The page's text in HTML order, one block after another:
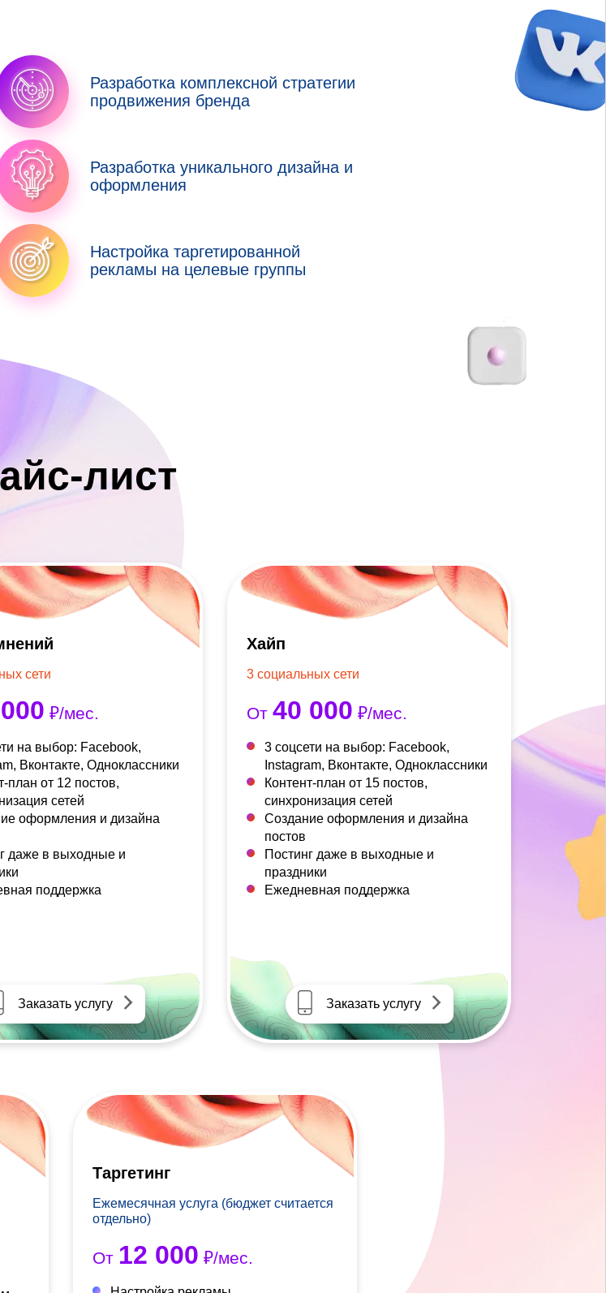
Разработка комплексной стратегии
продвижения бренда
Разработка уникального дизайна и
оформления
Настройка таргетированной
рекламы на целевые группы
лист
сети
₽/мес.
на выбор: Facebook,
Вконтакте, Одноклассники
план от 12 постов,
сетей
оформления и дизайна
даже в выходные и
поддержка
Заказать услугу
Хайп
3 социальных сети
От 40 000 ₽/мес.
3 соцсети на выбор: Facebook,
Instagram, Вконтакте, Одноклассники
Контент-план от 15 постов,
синхронизация сетей
Создание оформления и дизайна
постов
Постинг даже в выходные и
праздники
Ежедневная поддержка
Заказать услугу
Таргетинг
Ежемесячная услуга (бюджет считается
отдельно)
От 12 000 ₽/мес.